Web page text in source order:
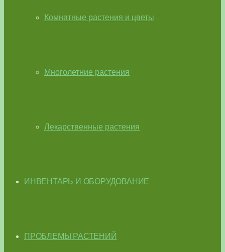
Комнатные растения и цветы
Многолетние растения
Лекарственные растения
ИНВЕНТАРЬ И ОБОРУДОВАНИЕ
ПРОБЛЕМЫ РАСТЕНИЙ